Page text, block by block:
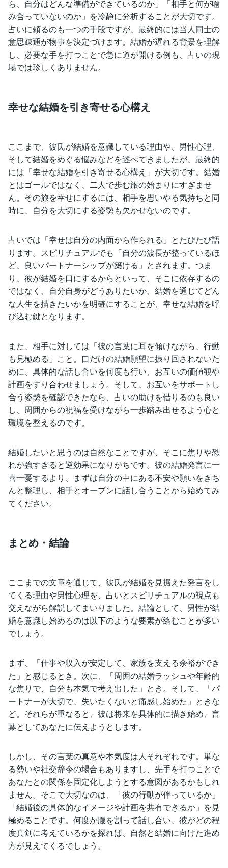
ら、自分はどんな準備ができているのか」「相手と何が噛
み合っていないのか」を冷静に分析することが大切です。
占いに頼るのも一つの手段ですが、最終的には当人同士の
意思疎通が物事を決定づけます。結婚が遅れる背景を理解
し、必要な手を打つことで急に道が開ける例も、占いの現
場では珍しくありません。
幸せな結婚を引き寄せる心構え
ここまで、彼氏が結婚を意識している理由や、男性心理、
そして結婚をめぐる悩みなどを述べてきましたが、最終的
には「幸せな結婚を引き寄せる心構え」が大切です。結婚
とはゴールではなく、二人で歩む旅の始まりにすぎませ
ん。その旅を幸せにするには、相手を思いやる気持ちと同
時に、自分を大切にする姿勢も欠かせないのです。
占いでは「幸せは自分の内面から作られる」とたびたび語
ります。スピリチュアルでも「自分の波長が整っているほ
ど、良いパートナーシップが築ける」とされます。つま
り、彼が結婚を口にするからといって、そこに依存するの
ではなく、自分自身がどうありたいか、結婚を通じてどん
な人生を描きたいかを明確にすることが、幸せな結婚を呼
び込む鍵となります。
また、相手に対しては「彼の言葉に耳を傾けながら、行動
も見極める」こと。口だけの結婚願望に振り回されないた
めに、具体的な話し合いを何度も行い、お互いの価値観や
計画をすり合わせましょう。そして、お互いをサポートし
合う姿勢を確認できたなら、占いの助けを借りるのも良い
し、周囲からの祝福を受けながら一歩踏み出せるよう心と
環境を整えるのです。
結婚したいと思うのは自然なことですが、そこに焦りや恐
れが強すぎると逆効果になりがちです。彼の結婚発言に一
喜一憂するより、まずは自分の中にある不安や願いをきち
んと整理し、相手とオープンに話し合うことから始めてみ
てください。
まとめ・結論
ここまでの文章を通じて、彼氏が結婚を見据えた発言をし
てくる理由や男性心理を、占いとスピリチュアルの視点も
交えながら解説してまいりました。結論として、男性が結
婚を意識し始めるのは以下のような要素が絡むことが多い
でしょう。
まず、「仕事や収入が安定して、家族を支える余裕ができ
た」と感じるとき。次に、「周囲の結婚ラッシュや年齢的
な焦りで、自分も本気で考え出した」とき。そして、「パ
ートナーが大切で、失いたくないと痛感し始めた」ときな
ど。それらが重なると、彼は将来を具体的に描き始め、言
葉としてあなたに伝えようとします。
しかし、その言葉の真意や本気度は人それぞれです。単な
る勢いや社交辞令の場合もありますし、先手を打つことで
あなたとの関係を固定化しようとする意図があるかもしれ
ません。そこで大切なのは、「彼の行動が伴っているか」
「結婚後の具体的なイメージや計画を共有できるか」を見
極めることです。何度か腹を割って話し合い、彼がどの程
度真剣に考えているかを探れば、自然と結婚に向けた進め
方が見えてくるでしょう。